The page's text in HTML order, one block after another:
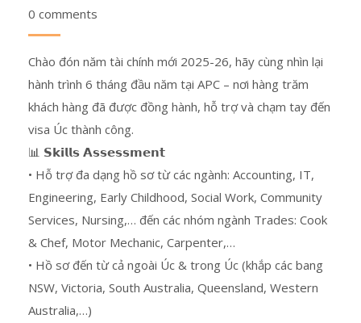
0 comments
Chào đón năm tài chính mới 2025-26, hãy cùng nhìn lại
hành trình 6 tháng đầu năm tại APC – nơi hàng trăm
khách hàng đã được đồng hành, hỗ trợ và chạm tay đến
visa Úc thành công.
📊 𝗦𝗸𝗶𝗹𝗹𝘀 𝗔𝘀𝘀𝗲𝘀𝘀𝗺𝗲𝗻𝘁
• Hỗ trợ đa dạng hồ sơ từ các ngành: Accounting, IT,
Engineering, Early Childhood, Social Work, Community
Services, Nursing,… đến các nhóm ngành Trades: Cook
& Chef, Motor Mechanic, Carpenter,…
• Hồ sơ đến từ cả ngoài Úc & trong Úc (khắp các bang
NSW, Victoria, South Australia, Queensland, Western
Australia,…)